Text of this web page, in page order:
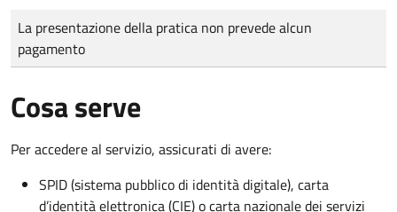
Tipo di pagamento
Importo
La presentazione della pratica non prevede alcun
pagamento
Cosa serve
Per accedere al servizio, assicurati di avere:
SPID (sistema pubblico di identità digitale), carta
d’identità elettronica (CIE) o carta nazionale dei servizi